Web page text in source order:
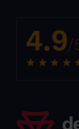
4.9/